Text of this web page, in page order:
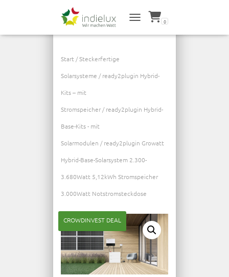
NAVIGATION UMSCHALTEN
0
Start /Steckerfertige
Solarsysteme /ready2plugin Hybrid-
Kits – mit
Stromspeicher/ready2plugin Hybrid-
Base-Kits - mit
Solarmodulen / ready2plugin Growatt
Hybrid-Base-Solarsystem 2.300-
3.680Watt 5,12kWh Stromspeicher
3.000Watt Notstromsteckdose
CROWDINVEST DEAL